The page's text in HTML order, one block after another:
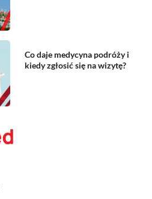
Co daje medycyna podróży i
kiedy zgłosić się na wizytę?